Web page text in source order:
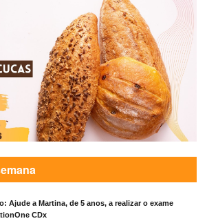
Ajude a Martina, de 5 anos, a realizar o exame
CDx